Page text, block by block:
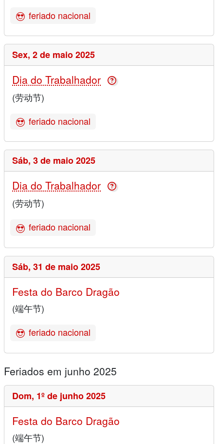
feriado nacional
Sex, 2 de maio 2025
Dia do Trabalhador
(劳动节)
feriado nacional
Sáb, 3 de maio 2025
Dia do Trabalhador
(劳动节)
feriado nacional
Sáb, 31 de maio 2025
Festa do Barco Dragão
(端午节)
feriado nacional
Feriados em junho 2025
Dom, 1º de junho 2025
Festa do Barco Dragão
(端午节)